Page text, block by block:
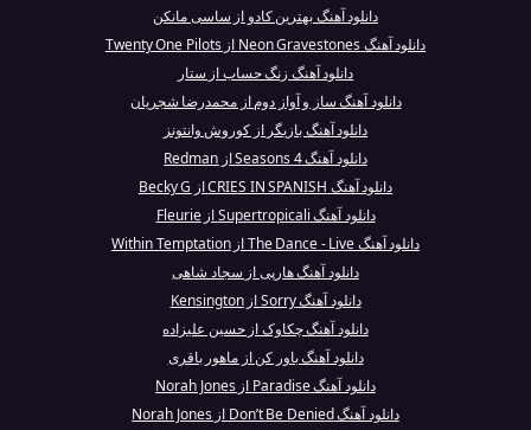
دانلود آهنگ بهترین کادو از ساسی مانکن
دانلود آهنگ Neon Gravestones از Twenty One Pilots
دانلود آهنگ زنگ حساب از ستار
دانلود آهنگ ساز و آواز دوم از محمدرضا شجریان
دانلود آهنگ بازیگر از کوروش وانتونز
دانلود آهنگ 4 Seasons از Redman
دانلود آهنگ CRIES IN SPANISH از Becky G
دانلود آهنگ Supertropicali از Fleurie
دانلود آهنگ The Dance - Live از Within Temptation
دانلود آهنگ هارپی از سجاد شاهی
دانلود آهنگ Sorry از Kensington
دانلود آهنگ چکاوک از حسین علیزاده
دانلود آهنگ باور کن از ماهور باقری
دانلود آهنگ Paradise از Norah Jones
دانلود آهنگ Don’t Be Denied از Norah Jones